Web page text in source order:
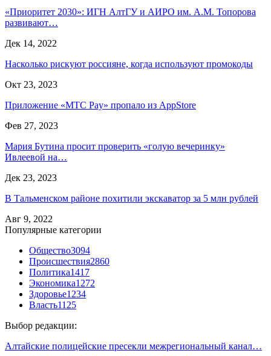
«Приоритет 2030»: ИГН АлтГУ и АИРО им. А.М. Топорова
развивают…
Дек 14, 2022
Насколько рискуют россияне, когда используют промокоды
Окт 23, 2023
Приложение «МТС Pay» пропало из AppStore
Фев 27, 2023
Мария Бутина просит проверить «голую вечеринку»
Ивлеевой на…
Дек 23, 2023
В Тальменском районе похитили экскаватор за 5 млн рублей
Авг 9, 2022
Популярные категории
Общество3094
Происшествия2860
Политика1417
Экономика1272
Здоровье1234
Власть1125
Выбор редакции:
Алтайские полицейские пресекли межрегиональный канал…